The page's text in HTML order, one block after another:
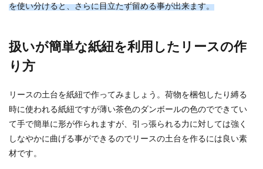
を使い分けると、さらに目立たず留める事が出来ます。
扱いが簡単な紙紐を利用したリースの作
り方
リースの土台を紙紐で作ってみましょう。荷物を梱包したり縛る
時に使われる紙紐ですが薄い茶色のダンボールの色のでできてい
て手で簡単に形が作られますが、引っ張られる力に対しては強く
しなやかに曲げる事ができるのでリースの土台を作るには良い素
材です。